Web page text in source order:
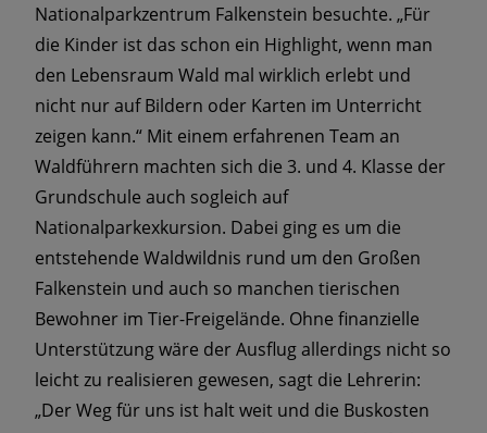
Nationalparkzentrum Falkenstein besuchte. „Für
die Kinder ist das schon ein Highlight, wenn man
den Lebensraum Wald mal wirklich erlebt und
nicht nur auf Bildern oder Karten im Unterricht
zeigen kann.“ Mit einem erfahrenen Team an
Waldführern machten sich die 3. und 4. Klasse der
Grundschule auch sogleich auf
Nationalparkexkursion. Dabei ging es um die
entstehende Waldwildnis rund um den Großen
Falkenstein und auch so manchen tierischen
Bewohner im Tier-Freigelände. Ohne finanzielle
Unterstützung wäre der Ausflug allerdings nicht so
leicht zu realisieren gewesen, sagt die Lehrerin:
„Der Weg für uns ist halt weit und die Buskosten